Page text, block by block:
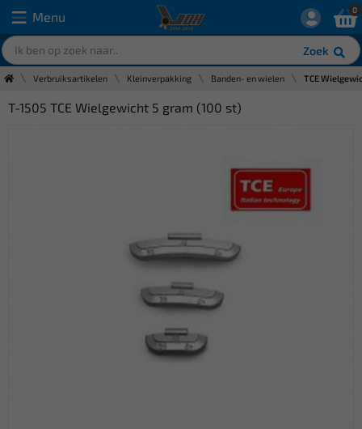
Menu
Zoek
0
Verbruiksartikelen Kleinverpakking Banden- en wielen TCE
T-1505 TCE Wielgewicht 5 gram (100 st)